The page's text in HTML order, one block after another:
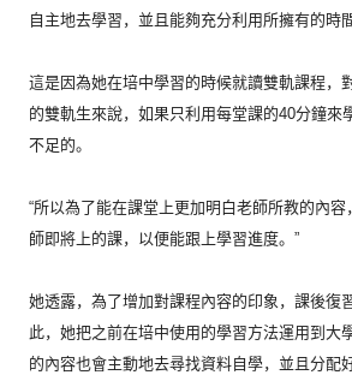
自主地去學習，並且能夠充分利用所擁有的時
這是因為她在培中學習的時候就讀雙軌課程，
的雙軌生來說， 如果只利用每堂課的40分鐘來
不足的。
“所以為了能在課堂上更加明白老師所教的內容，
師即將上的課，以便能跟上學習進度。”
她透露，為了增加對課程內容的印象，課後復
此，她把之前在培中使用的學習方法運用到大學
的內容也會主動地去尋找資料自學， 並且分配